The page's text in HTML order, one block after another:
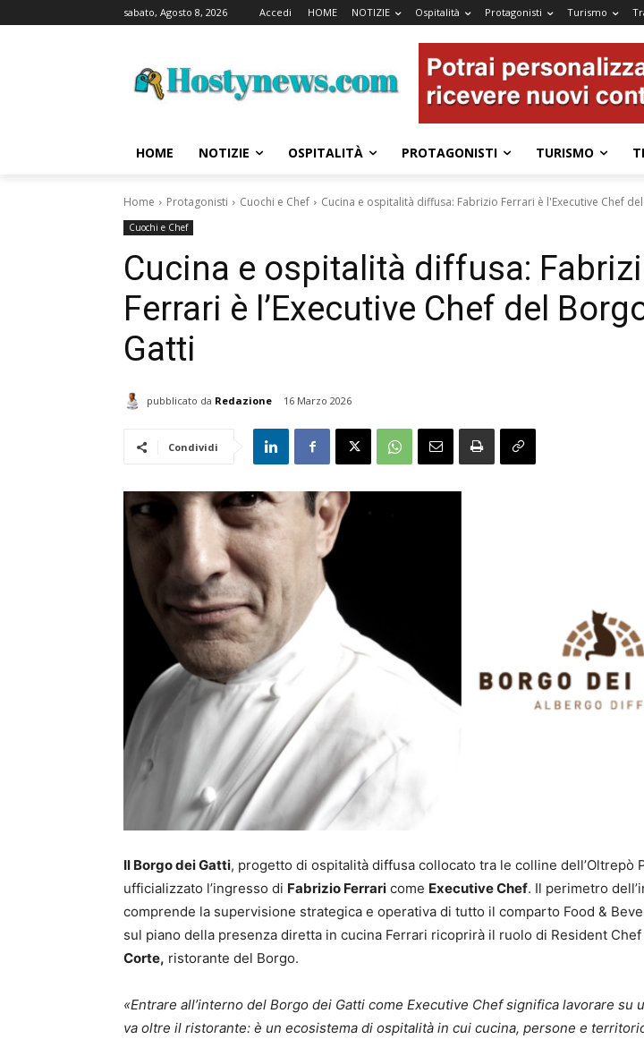
sabato, Agosto 8, 2026 Accedi HOME NOTIZIE Ospitalità Protagonisti Turismo
HOME NOTIZIE OSPITALITÀ PROTAGONISTI TURISMO
Home Protagonisti Cuochi e Chef Cucina e ospitalità diffusa: Fabrizio Ferrari è l'Executive Chef
Cuochi e Chef
Cucina e ospitalità diffusa:
Ferrari è l’Executive Chef del
Gatti
pubblicato da Redazione 16 Marzo 2026
Condividi
Il Borgo dei Gatti, progetto di ospitalità diffusa collocato tra le colline dell’Oltrepò
ufficializzato l’ingresso di Fabrizio Ferrari come Executive Chef. Il perimetro
comprende la supervisione strategica e operativa di tutto il comparto Food &
sul piano della presenza diretta in cucina Ferrari ricoprirà il ruolo di Resident
Corte, ristorante del Borgo.
«Entrare all’interno del Borgo dei Gatti come Executive Chef significa lavorare su
va oltre il ristorante: è un ecosistema di ospitalità in cui cucina, persone e